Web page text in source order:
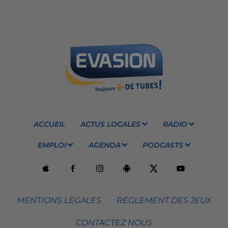
ACCUEIL ACTUS LOCALES RADIO
EMPLOI AGENDA PODCASTS
MENTIONS LEGALES RÈGLEMENT DES JEUX
CONTACTEZ NOUS